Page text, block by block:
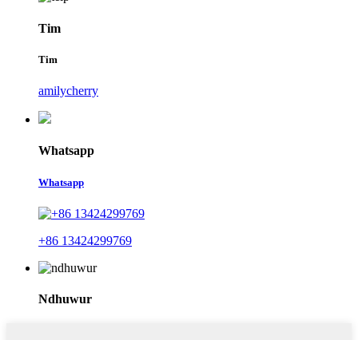
Tim
Tim
amilycherry
Whatsapp
Whatsapp
+86 13424299769
Ndhuwur